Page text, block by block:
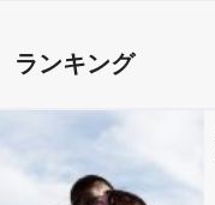
ランキング